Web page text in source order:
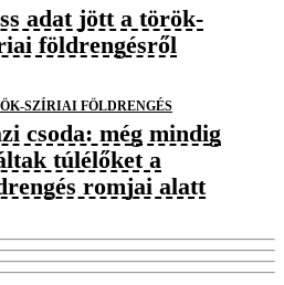
adat jött a török-
földrengésről
SZÍRIAI FÖLDRENGÉS
csoda: még mindig
túlélőket a
romjai alatt